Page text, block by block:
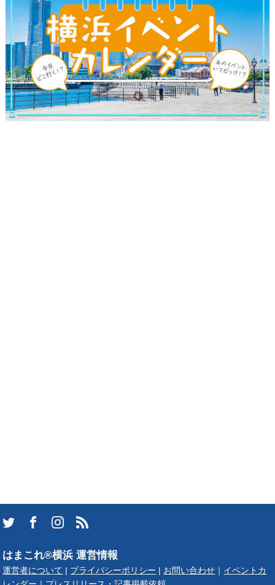
サイトについて
はまこれ®横浜 運営情報
運営者について プライバシーポリシー お問い合わせ
イベントカ